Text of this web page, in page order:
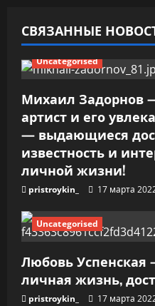
з
а
п
и
с
я
м
СВЯЗАННЫЕ
Uncategorised
Михаил Задорнов
артист и его
— выдающиеся
известность и
личной жизни!
pristroykin_ 17 марта
Uncategorised
Любовь Успенская
личная жизнь,
pristroykin_ 17 марта